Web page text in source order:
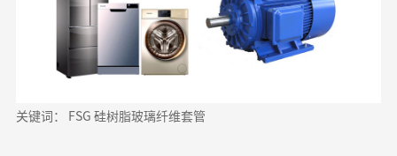
关键词： FSG 硅树脂玻璃纤维套管